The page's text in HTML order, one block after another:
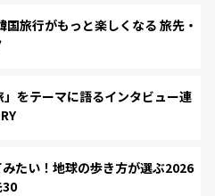
旅行がもっと楽しくなる 旅先・
をテーマに語るインタビュー連
たい！地球の歩き方が選ぶ2026